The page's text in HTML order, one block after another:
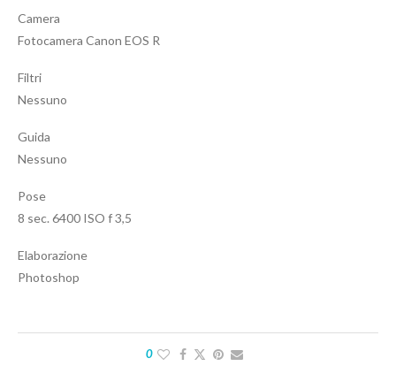
Camera
Fotocamera Canon EOS R
Filtri
Nessuno
Guida
Nessuno
Pose
8 sec. 6400 ISO f 3,5
Elaborazione
Photoshop
0